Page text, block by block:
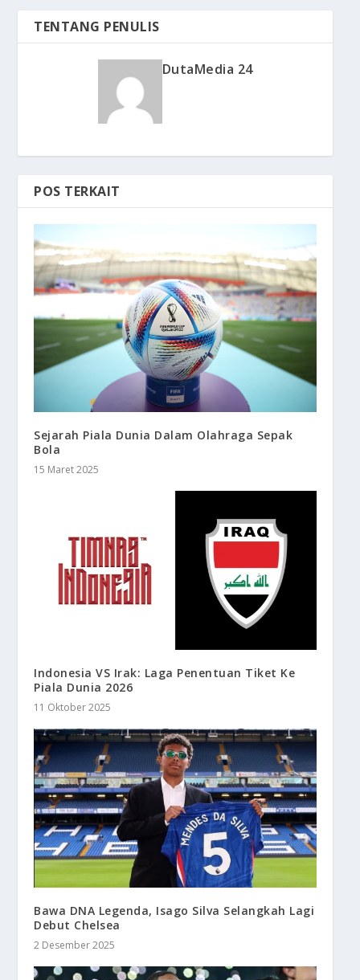
TENTANG PENULIS
DutaMedia 24
POS TERKAIT
Sejarah Piala Dunia Dalam Olahraga Sepak
Bola
15 Maret 2025
Indonesia VS Irak: Laga Penentuan Tiket Ke
Piala Dunia 2026
11 Oktober 2025
Bawa DNA Legenda, Isago Silva Selangkah Lagi
Debut Chelsea
2 Desember 2025